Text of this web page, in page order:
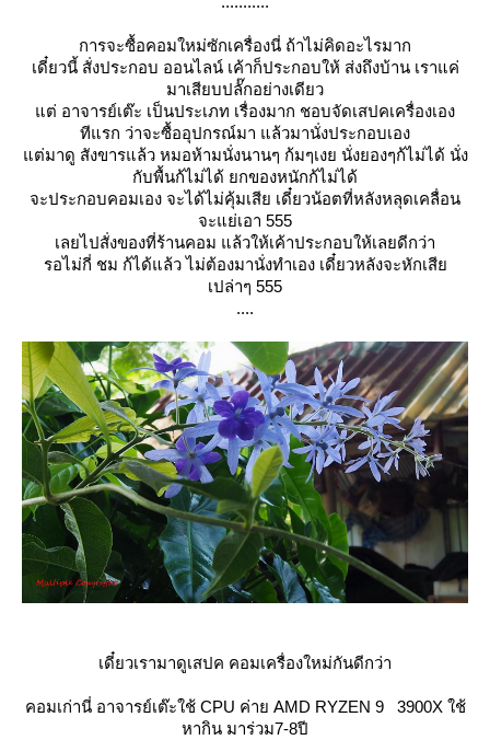
การจะซื้อคอมใหม่ซักเครื่องนี่ ถ้าไม่คิดอะไรมาก
เดี๋ยวนี้ สั่งประกอบ ออนไลน์ เค้าก็ประกอบให้ ส่งถึงบ้าน เราแค่
มาเสียบปลั๊กอย่างเดียว
ต่ อาจารย์เต๊ะ เป็นประเภท เรื่องมาก ชอบจัดเสปคเครื่องเอง
ทีแรก ว่าจะซื้ออุปกรณ์มา แล้วมานั่งประกอบเอง
ต่มาดู สังขารแล้ว หมอห้ามนั่งนานๆ ก้มๆเงย นั่งยองๆก้ไม่ได้ นั่ง
กับพื้นก้ไม่ได้ ยกของหนักก้ไม่ได้
จะประกอบคอมเอง จะได้ไม่คุ้มเสีย เดี๋ยวน้อตที่หลังหลุดเคลื่อน
จะแย่เอา 555
เลยไปสั่งของที่ร้านคอม แล้วให้เค้าประกอบให้เลยดีกว่า
รอไม่กี่ ชม ก้ได้แล้ว ไม่ต้องมานั่งทำเอง เดี๋ยวหลังจะหักเสี
เปล่าๆ 555
....
เดี๋ยวเรามาดูเสปค คอมเครื่องใหม่กันดีกว่า
คอมเก่านี่ อาจารย์เต๊ะใช้ CPU ค่าย AMD RYZEN 9 3900X ใช้
หากิน มาร่วม7-8ปี